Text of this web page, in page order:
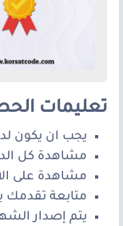
تعليمات
يجب ان يكون
مشاهدة كل
مشاهدة على الاقل 75% من
متابعة تقدمك
يتم إصدار